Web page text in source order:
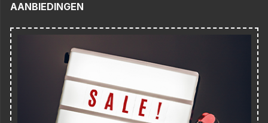
AANBIEDINGEN